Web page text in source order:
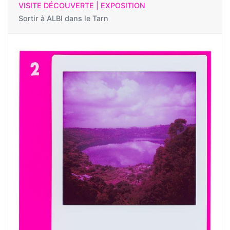
VISITE DÉCOUVERTE | EXPOSITION
Sortir à ALBI dans le Tarn